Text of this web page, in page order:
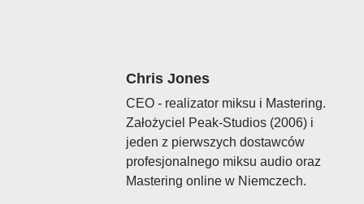
Chris Jones
CEO - realizator miksu i Mastering.
Założyciel Peak-Studios (2006) i
jeden z pierwszych dostawców
profesjonalnego miksu audio oraz
Mastering online w Niemczech.